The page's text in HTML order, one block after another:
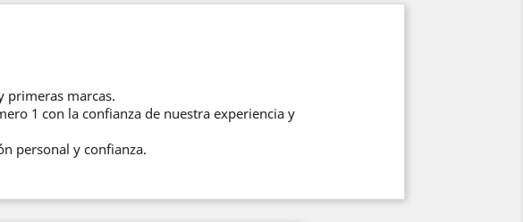
primeras marcas.
1 con la confianza de nuestra experiencia y
personal y confianza.